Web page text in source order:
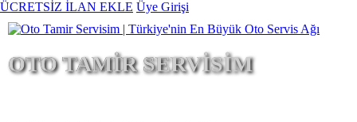
Ana
içeriğe
atla
ÜCRETSİZ İLAN EKLE Üye Girişi
OTO TAMİR SERVİSİM